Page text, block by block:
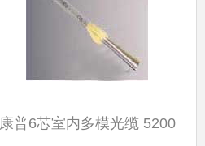
康普6芯室内多模光缆 5200